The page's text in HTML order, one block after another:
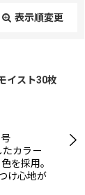
表示順変更
イスト30枚
号
カラー
を採用。
け心地が